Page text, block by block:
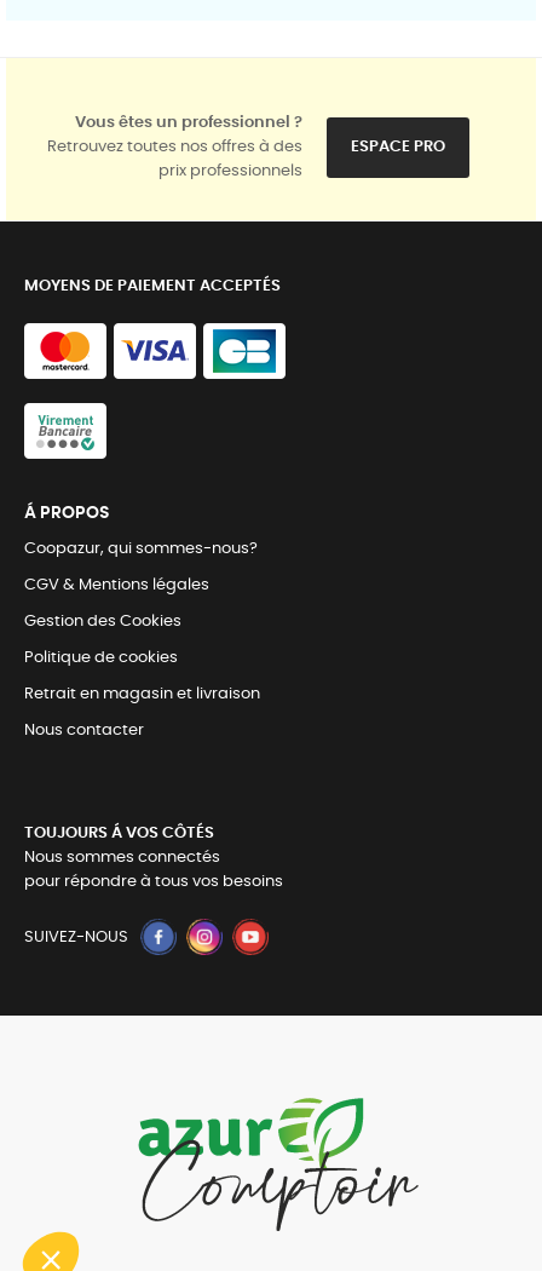
Vous êtes un professionnel ?
Retrouvez toutes nos offres à des
prix professionnels
ESPACE PRO
MOYENS DE PAIEMENT ACCEPTÉS
Á PROPOS
Coopazur, qui sommes-nous?
CGV & Mentions légales
Gestion des Cookies
Politique de cookies
Retrait en magasin et livraison
Nous contacter
TOUJOURS Á VOS CÔTÉS
Nous sommes connectés
pour répondre à tous vos besoins
SUIVEZ-NOUS